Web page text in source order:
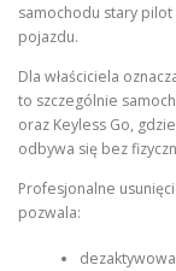
samochodu stary
pojazdu.
Dla właściciela
to szczególnie
oraz Keyless Go,
odbywa się bez
Profesjonalne
pozwala: